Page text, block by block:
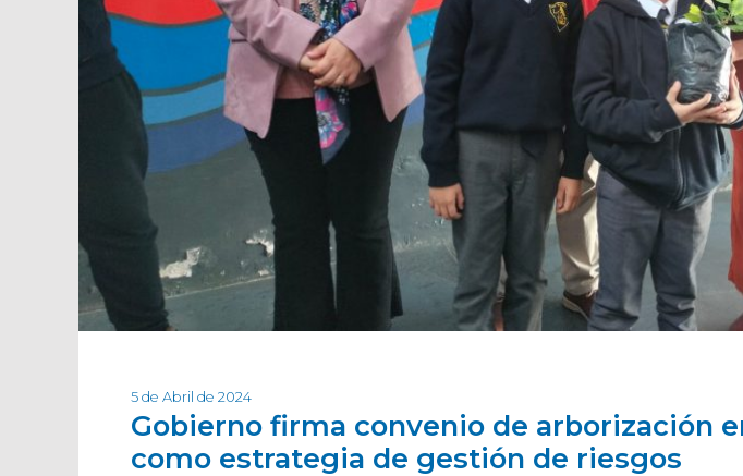
5 de Abril de 2024
Gobierno firma convenio de arborización
como estrategia de gestión de riesgos